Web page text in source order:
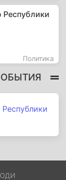
Республики
Политика